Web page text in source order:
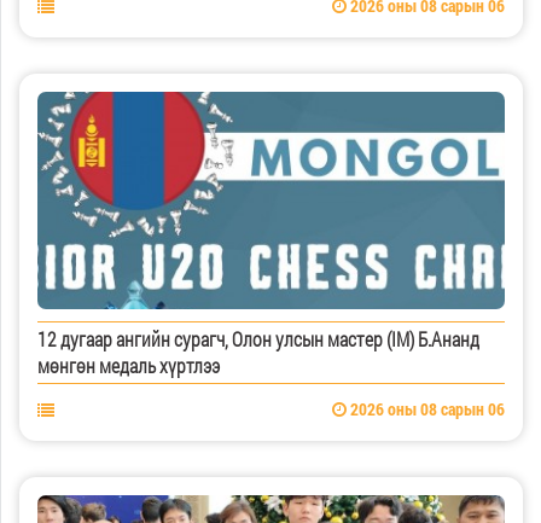
2026 оны 08 сарын 06
12 дугаар ангийн сурагч, Олон улсын мастер (IM) Б.Ананд
мөнгөн медаль хүртлээ
2026 оны 08 сарын 06